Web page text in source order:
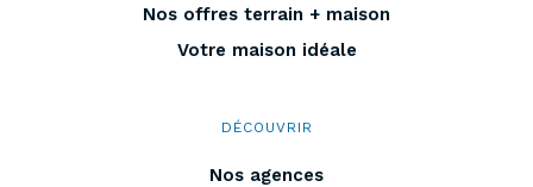
Nos offres terrain + maison
Votre maison idéale
DÉCOUVRIR
Nos agences